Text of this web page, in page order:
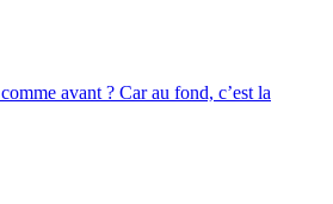
avant ? Car au fond, c’est la